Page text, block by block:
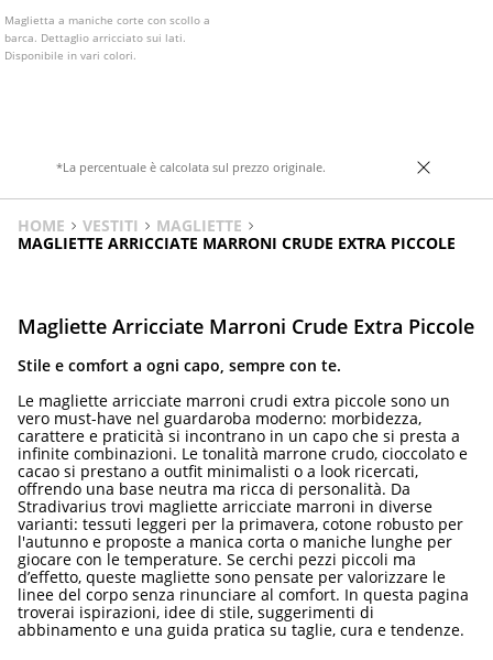
Maglietta a maniche corte con scollo a
barca. Dettaglio arricciato sui lati.
Disponibile in vari colori.
*La percentuale è calcolata sul prezzo originale.
HOME VESTITI
MAGLIETTE
MAGLIETTE ARRICCIATE MARRONI CRUDE EXTRA PICCOLE
Magliette Arricciate Marroni Crude Extra Piccole
Stile e comfort a ogni capo, sempre con te.
Le magliette arricciate marroni crudi extra piccole sono un
vero must-have nel guardaroba moderno: morbidezza,
carattere e praticità si incontrano in un capo che si presta a
infinite combinazioni. Le tonalità marrone crudo, cioccolato e
cacao si prestano a outfit minimalisti o a look ricercati,
offrendo una base neutra ma ricca di personalità. Da
Stradivarius trovi magliette arricciate marroni in diverse
varianti: tessuti leggeri per la primavera, cotone robusto per
l'autunno e proposte a manica corta o maniche lunghe per
giocare con le temperature. Se cerchi pezzi piccoli ma
d’effetto, queste magliette sono pensate per valorizzare le
linee del corpo senza rinunciare al comfort. In questa pagina
troverai ispirazioni, idee di stile, suggerimenti di
abbinamento e una guida pratica su taglie, cura e tendenze.